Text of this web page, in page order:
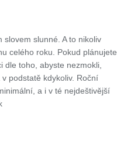
slovem slunné. A to nikoliv
celého roku. Pokud plánujete
dle toho, abyste nezmokli,
podstatě kdykoliv. Roční
a i v té nejdeštivější